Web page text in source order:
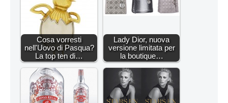
Cosa vorresti
nell'Uovo di Pasqua?
La top ten di…
Lady Dior, nuova
versione limitata per
la boutique…